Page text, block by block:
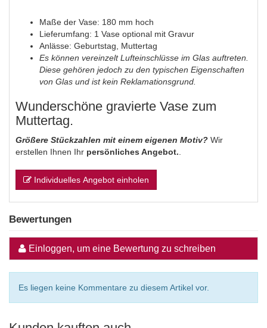
Maße der Vase: 180 mm hoch
Lieferumfang: 1 Vase optional mit Gravur
Anlässe: Geburtstag, Muttertag
Es können vereinzelt Lufteinschlüsse im Glas auftreten.
Diese gehören jedoch zu den typischen Eigenschaften
von Glas und ist kein Reklamationsgrund.
Wunderschöne gravierte Vase zum
Muttertag.
Größere Stückzahlen mit einem eigenen Motiv? Wir
erstellen Ihnen Ihr persönliches Angebot.
Individuelles Angebot einholen
Bewertungen
Einloggen, um eine Bewertung zu schreiben
Es liegen keine Kommentare zu diesem Artikel vor.